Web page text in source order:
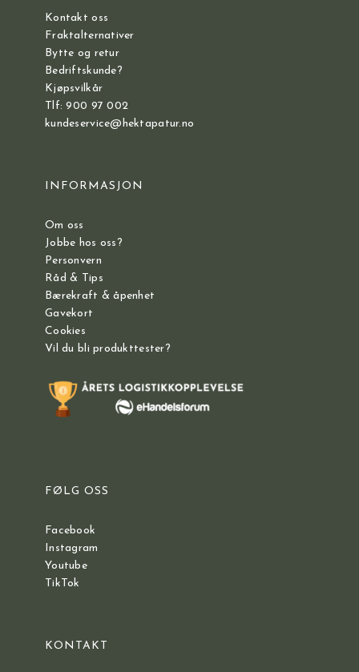
Kontakt oss
Fraktalternativer
Bytte og retur
Bedriftskunde?
Kjøpsvilkår
Tlf: 900 97 002
kundeservice@hektapatur.no
INFORMASJON
Om oss
Jobbe hos oss?
Personvern
Råd & Tips
Bærekraft & åpenhet
Gavekort
Cookies
Vil du bli produkttester?
FØLG OSS
Facebook
Instagram
Youtube
TikTok
KONTAKT